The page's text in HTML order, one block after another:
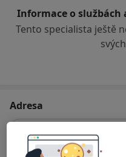
Informace o službách
Tento specialista ještě
Adresa
Praktický lékař
Revoluční 164,